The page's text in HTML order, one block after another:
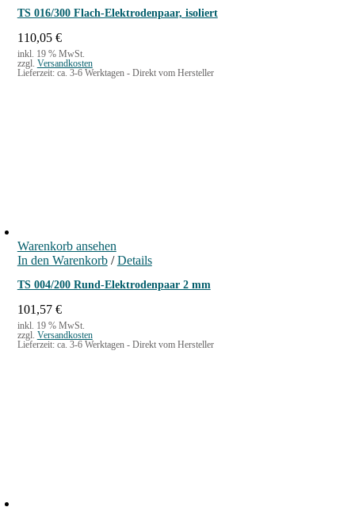
TS 016/300 Flach-Elektrodenpaar, isoliert
110,05 €
inkl. 19 % MwSt.
zzgl. Versandkosten
Lieferzeit: ca. 3-6 Werktagen - Direkt vom Hersteller
Warenkorb ansehen
In den Warenkorb / Details
TS 004/200 Rund-Elektrodenpaar 2 mm
101,57 €
inkl. 19 % MwSt.
zzgl. Versandkosten
Lieferzeit: ca. 3-6 Werktagen - Direkt vom Hersteller